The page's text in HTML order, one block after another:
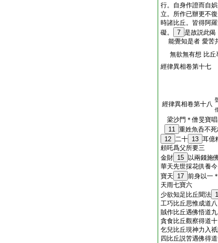
行。自身作證而自
立。所作已辦更不
時諸比丘。皆得阿
礙。
7 是故説此偈
能覺知是者 愛苦
無欲無有想 比丘
經律異相卷第十七
經律異相卷第十八
梁沙門＊僧旻寶
11 重姓魚呑不
12 二十 13 耳億
頼吒爲父所要三
金財 15
以兩錢施
華天先世採花供養
寶天
17 前身以一
天雨七寶六
少欲知足比丘聞法
工巧比丘思惟成道八
賊作比丘遇佛悟道九
貪食比丘觀察得道十
乞兒比丘現神力入
四比丘説苦遇佛得